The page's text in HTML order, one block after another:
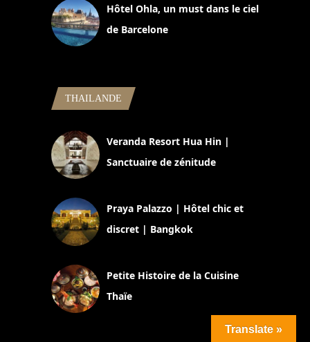
Hôtel Ohla, un must dans le ciel
de Barcelone
THAILANDE
Veranda Resort Hua Hin |
Sanctuaire de zénitude
Praya Palazzo | Hôtel chic et
discret | Bangkok
Petite Histoire de la Cuisine
Thaïe
Translate »